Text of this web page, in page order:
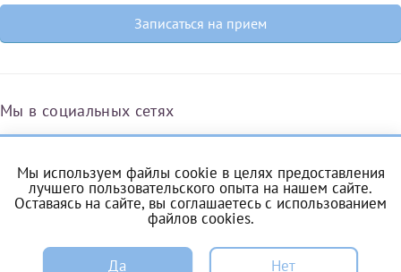
Записаться на прием
Мы в социальных сетях
Вконтакте ОдноклассникиЯндекс.Дзен Telegram Max
Комендантский проспект, 53/1A
Мы используем файлы cookie в целях предоставления
лучшего пользовательского опыта на нашем сайте.
Оставаясь на сайте, вы соглашаетесь с использованием
файлов cookies.
Да Нет
ЗАПИСЬ